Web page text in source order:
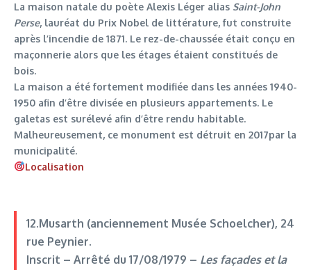
La maison natale du poète Alexis Léger alias Saint-John
Perse, lauréat du Prix Nobel de littérature, fut construite
après l’incendie de 1871. Le rez-de-chaussée était conçu en
maçonnerie alors que les étages étaient constitués de
bois.
La maison a été fortement modifiée dans les années 1940-
1950 afin d’être divisée en plusieurs appartements. Le
galetas est surélevé afin d’être rendu habitable.
Malheureusement, ce monument est détruit en 2017par la
municipalité.
Localisation
12.Musarth (anciennement Musée Schoelcher), 24
rue Peynier.
Inscrit – Arrêté du 17/08/1979 – Les façades et la